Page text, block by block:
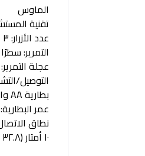
الماوس
تقنية
عدد الأزرار: ٣ (نقرة يسار/يمين، نقرة وسطى)
التمرير:
عجلة
التوصيل/
بطارية AA واحدة
عمر البطارية: ١٨ شهرًا
نطاق
١٠ أمتار (٣٢.٨ قدمًا)